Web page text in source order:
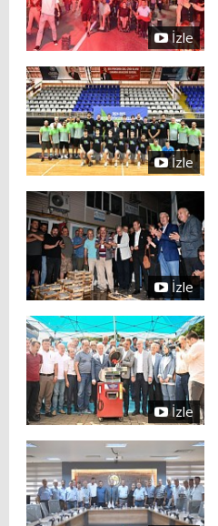
İzle
İzle
İzle
İzle